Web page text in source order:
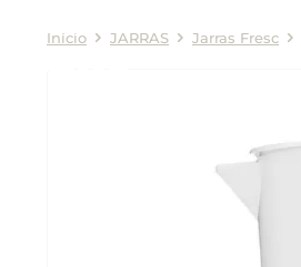
JARRAS Jarras Fresc